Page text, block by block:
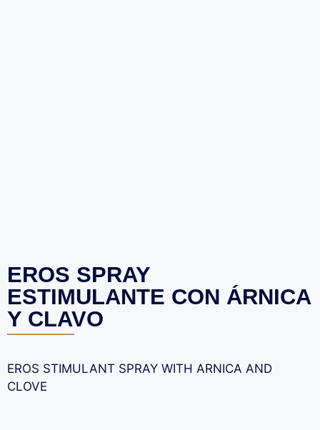
EROS SPRAY
ESTIMULANTE CON ÁRNICA
Y CLAVO
EROS STIMULANT SPRAY WITH ARNICA AND
CLOVE